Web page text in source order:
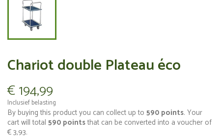
Chariot double Plateau éco
€ 194,99
Inclusief belasting
By buying this product you can collect up to 590 points. Your
cart will total 590 pointsthat can be converted into a voucher of
€ 3,93.